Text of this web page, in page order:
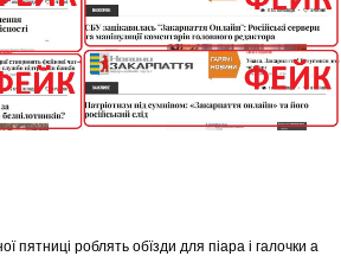
пятниці роблять обїзди для піара і галочки а